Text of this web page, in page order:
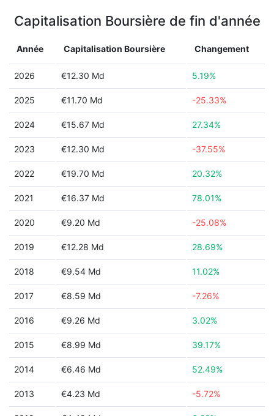
Capitalisation Boursière de fin d'année
Année Capitalisation Boursière Changement
2026 €12.30 Md 5.19%
2025 €11.70 Md -25.33%
2024 €15.67 Md 27.34%
2023 €12.30 Md -37.55%
2022 €19.70 Md 20.32%
2021 €16.37 Md 78.01%
2020 €9.20 Md -25.08%
2019 €12.28 Md 28.69%
2018 €9.54 Md 11.02%
2017 €8.59 Md -7.26%
2016 €9.26 Md 3.02%
2015 €8.99 Md 39.17%
2014 €6.46 Md 52.49%
2013 €4.23 Md -5.72%